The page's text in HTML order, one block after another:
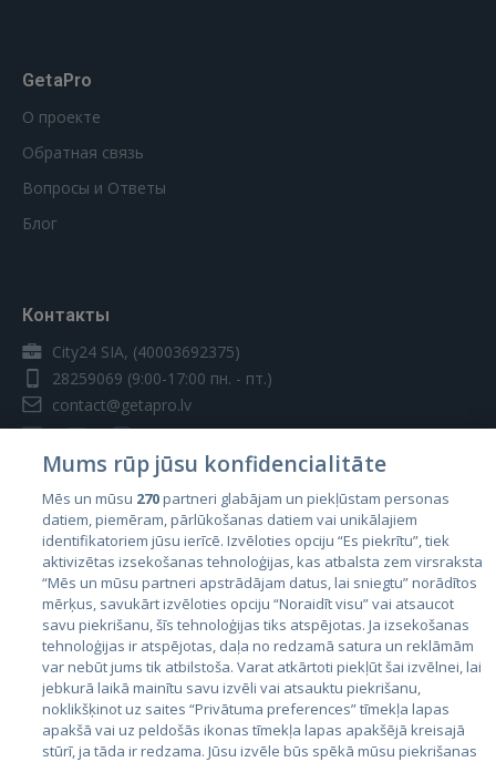
GetaPro
О проекте
Обратная связь
Вопросы и Ответы
Блог
Контакты
City24 SIA, (40003692375)
28259069 (9:00-17:00 пн. - пт.)
contact@getapro.lv
Страны
Эстония
Латвия
Литва
Mums rūp jūsu konfidencialitāte
Mēs un mūsu 270partneri glabājam un piekļūstam personas
datiem, piemēram, pārlūkošanas datiem vai unikālajiem
identifikatoriem jūsu ierīcē. Izvēloties opciju “Es piekrītu”, tiek
aktivizētas izsekošanas tehnoloģijas, kas atbalsta zem virsraksta
“Mēs un mūsu partneri apstrādājam datus, lai sniegtu” norādītos
mērķus, savukārt izvēloties opciju “Noraidīt visu” vai atsaucot
savu piekrišanu, šīs tehnoloģijas tiks atspējotas. Ja izsekošanas
tehnoloģijas ir atspējotas, daļa no redzamā satura un reklāmām
var nebūt jums tik atbilstoša. Varat atkārtoti piekļūt šai izvēlnei, lai
jebkurā laikā mainītu savu izvēli vai atsauktu piekrišanu,
noklikšķinot uz saites “Privātuma preferences” tīmekļa lapas
apakšā vai uz peldošās ikonas tīmekļa lapas apakšējā kreisajā
stūrī, ja tāda ir redzama. Jūsu izvēle būs spēkā mūsu piekrišanas